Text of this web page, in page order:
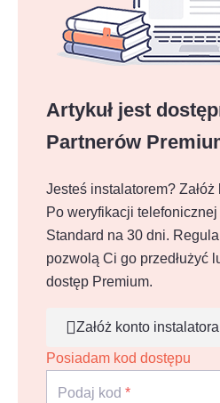
Artykuł jest
Partnerów
Jesteś instalatorem?
Po weryfikacji
Standard na 30 dni.
pozwolą Ci go przedłużyć
dostęp Premium.
Załóż konto instalatora
Posiadam kod dostępu
Podaj kod *